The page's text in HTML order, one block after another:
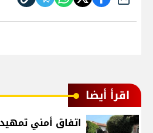
اقرأ أيضا
اتفاق أمني